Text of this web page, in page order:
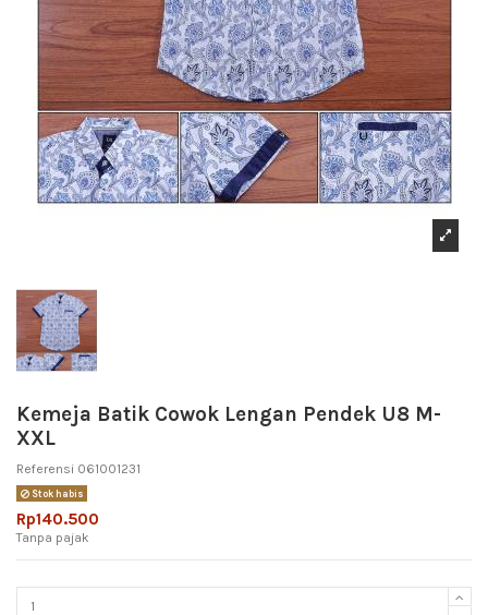
Kemeja Batik Cowok Lengan Pendek U8 M-
XXL
Referensi 061001231
Stok habis
Rp140.500
Tanpa pajak